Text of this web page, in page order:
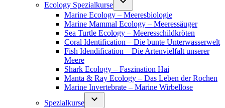
Ecology Spezialkurse
Marine Ecology – Meeresbiologie
Marine Mammal Ecology – Meeressäuger
Sea Turtle Ecology – Meeresschildkröten
Coral Identification – Die bunte Unterwasserwelt
Fish Idendification – Die Artenvielfalt unserer
Meere
Shark Ecology – Faszination Hai
Manta & Ray Ecology – Das Leben der Rochen
Marine Invertebrate – Marine Wirbellose
Spezialkurse